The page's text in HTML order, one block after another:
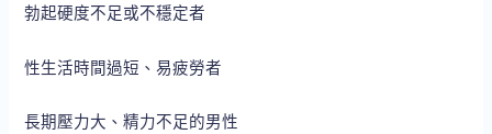
勃起硬度不足或不穩定者
性生活時間過短、易疲勞者
長期壓力大、精力不足的男性